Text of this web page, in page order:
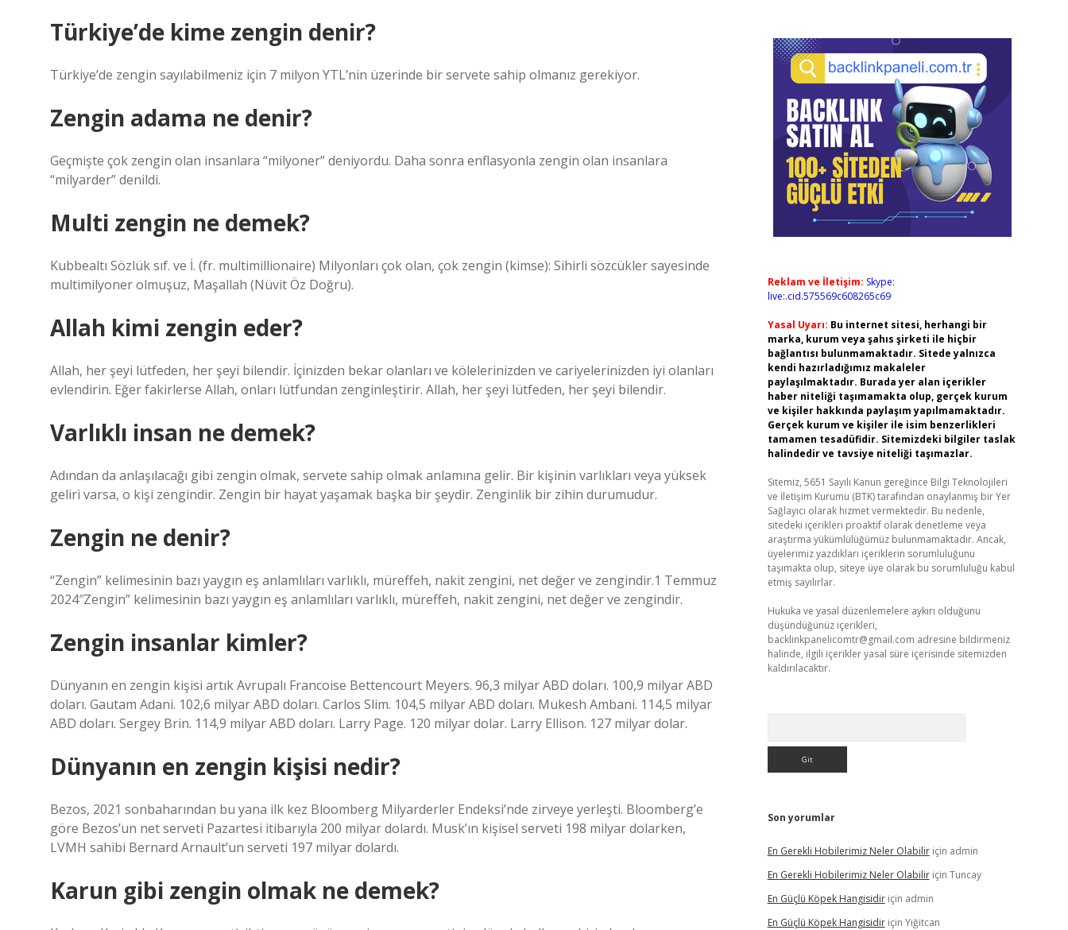
Türkiye’de kime zengin denir?
Türkiye’de zengin sayılabilmeniz için 7 milyon YTL’nin üzerinde bir servete sahip olmanız gerekiyor.
Zengin adama ne denir?
Geçmişte çok zengin olan insanlara “milyoner” deniyordu. Daha sonra enflasyonla zengin olan insanlara
“milyarder” denildi.
Multi zengin ne demek?
Kubbealtı Sözlük sıf. ve İ. (fr. multimillionaire) Milyonları çok olan, çok zengin (kimse): Sihirli sözcükler sayesinde
multimilyoner olmuşuz, Maşallah (Nüvit Öz Doğru).
Allah kimi zengin eder?
Allah, her şeyi lütfeden, her şeyi bilendir. İçinizden bekar olanları ve kölelerinizden ve cariyelerinizden iyi olanları
evlendirin. Eğer fakirlerse Allah, onları lütfundan zenginleştirir. Allah, her şeyi lütfeden, her şeyi bilendir.
Varlıklı insan ne demek?
Adından da anlaşılacağı gibi zengin olmak, servete sahip olmak anlamına gelir. Bir kişinin varlıkları veya yüksek
geliri varsa, o kişi zengindir. Zengin bir hayat yaşamak başka bir şeydir. Zenginlik bir zihin durumudur.
Zengin ne denir?
“Zengin” kelimesinin bazı yaygın eş anlamlıları varlıklı, müreffeh, nakit zengini, net değer ve zengindir.1 Temmuz
2024″Zengin” kelimesinin bazı yaygın eş anlamlıları varlıklı, müreffeh, nakit zengini, net değer ve zengindir.
Zengin insanlar kimler?
Dünyanın en zengin kişisi artık Avrupalı ​​Francoise Bettencourt Meyers. 96,3 milyar ABD doları. 100,9 milyar ABD
doları. Gautam Adani. 102,6 milyar ABD doları. Carlos Slim. 104,5 milyar ABD doları. Mukesh Ambani. 114,5 milyar
ABD doları. Sergey Brin. 114,9 milyar ABD doları. Larry Page. 120 milyar dolar. Larry Ellison. 127 milyar dolar.
Dünyanın en zengin kişisi nedir?
Bezos, 2021 sonbaharından bu yana ilk kez Bloomberg Milyarderler Endeksi’nde zirveye yerleşti. Bloomberg’e
göre Bezos’un net serveti Pazartesi itibarıyla 200 milyar dolardı. Musk’ın kişisel serveti 198 milyar dolarken,
LVMH sahibi Bernard Arnault’un serveti 197 milyar dolardı.
Karun gibi zengin olmak ne demek?
Reklam ve İletişim: Skype:
live:.cid.575569c608265c69
Yasal Uyarı: Bu internet sitesi, herhangi bir
marka, kurum veya şahıs şirketi ile hiçbir
bağlantısı bulunmamaktadır. Sitede yalnızca
kendi hazırladığımız makaleler
paylaşılmaktadır. Burada yer alan içerikler
haber niteliği taşımamakta olup, gerçek kurum
ve kişiler hakkında paylaşım yapılmamaktadır.
Gerçek kurum ve kişiler ile isim benzerlikleri
tamamen tesadüfidir. Sitemizdeki bilgiler taslak
halindedir ve tavsiye niteliği taşımazlar.
Sitemiz, 5651 Sayılı Kanun gereğince Bilgi Teknolojileri
ve İletişim Kurumu (BTK) tarafından onaylanmış bir Yer
Sağlayıcı olarak hizmet vermektedir. Bu nedenle,
sitedeki içerikleri proaktif olarak denetleme veya
araştırma yükümlülüğümüz bulunmamaktadır. Ancak,
üyelerimiz yazdıkları içeriklerin sorumluluğunu
taşımakta olup, siteye üye olarak bu sorumluluğu kabul
etmiş sayılırlar.
Hukuka ve yasal düzenlemelere aykırı olduğunu
düşündüğünüz içerikleri,
backlinkpanelicomtr@gmail.com adresine bildirmeniz
halinde, ilgili içerikler yasal süre içerisinde sitemizden
kaldırılacaktır.
Son yorumlar
En Gerekli Hobilerimiz Neler Olabiliriçin admin
En Gerekli Hobilerimiz Neler Olabiliriçin Tuncay
En Güçlü Köpek Hangisidiriçin admin
En Güçlü Köpek Hangisidiriçin Yiğitcan